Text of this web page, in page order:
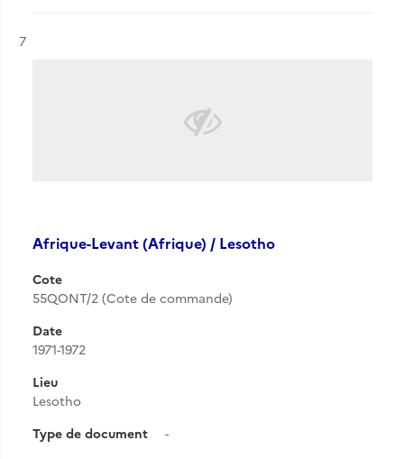
Résultat n°
7
Afrique-Levant (Afrique) / Lesotho
Cote
55QONT/2 (Cote de commande)
Date
1971-1972
Lieu
Lesotho
Type de document
-